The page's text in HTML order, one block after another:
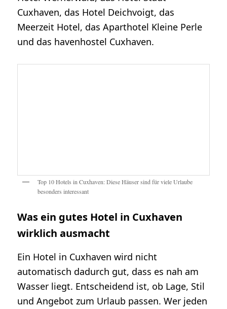
Cuxhaven, das Hotel Deichvoigt, das
Meerzeit Hotel, das Aparthotel Kleine Perle
und das havenhostel Cuxhaven.
Top 10 Hotels in Cuxhaven: Diese Häuser sind für viele Urlaube
besonders interessant
Was ein gutes Hotel in Cuxhaven
wirklich ausmacht
Ein Hotel in Cuxhaven wird nicht
automatisch dadurch gut, dass es nah am
Wasser liegt. Entscheidend ist, ob Lage, Stil
und Angebot zum Urlaub passen. Wer jeden